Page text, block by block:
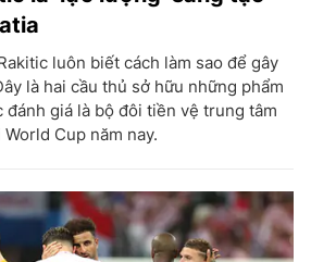
luôn biết cách làm sao để gây
là hai cầu thủ sở hữu những phẩm
đánh giá là bộ đôi tiền vệ trung tâm
Cup năm nay.